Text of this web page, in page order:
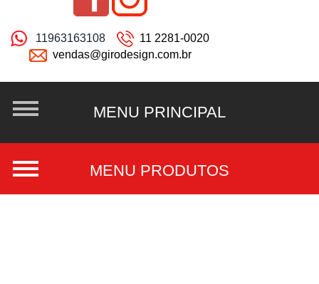
11963163108
11 2281-0020
vendas@girodesign.com.br